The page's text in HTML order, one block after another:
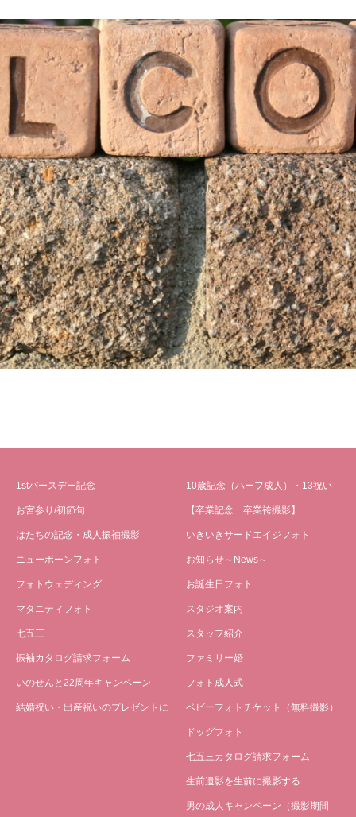
1stバースデー記念
お宮参り/初節句
はたちの記念・成人振袖撮影
ニューボーンフォト
フォトウェディング
マタニティフォト
七五三
振袖カタログ請求フォーム
いのせんと22周年キャンペーン
結婚祝い・出産祝いのプレゼントに
10歳記念（ハーフ成人）・13祝い
【卒業記念 卒業袴撮影】
いきいきサードエイジフォト
お知らせ～News～
お誕生日フォト
スタジオ案内
スタッフ紹介
ファミリー婚
フォト成人式
ベビーフォトチケット（無料撮影）
ドッグフォト
七五三カタログ請求フォーム
生前遺影を生前に撮影する
男の成人キャンペーン（撮影期間